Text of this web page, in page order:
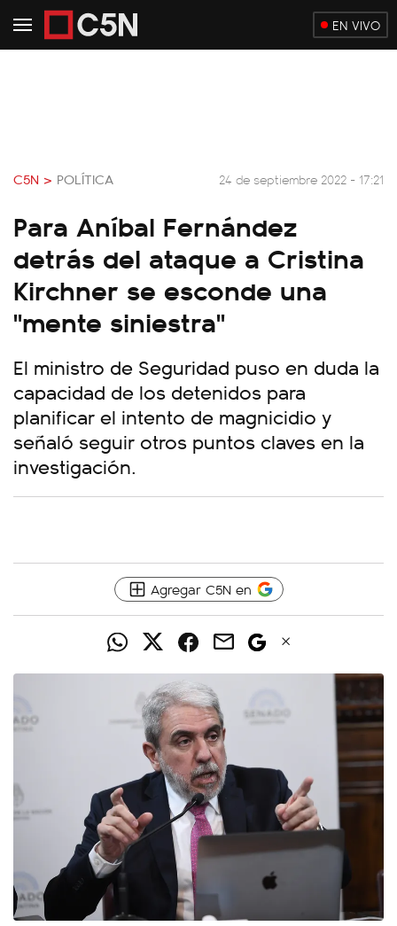
EN VIVO
C5N > POLÍTICA 24 de septiembre 2022 - 17:21
Para Aníbal Fernández
detrás del ataque a Cristina
Kirchner se esconde una
"mente siniestra"
El ministro de Seguridad puso en duda la
capacidad de los detenidos para
planificar el intento de magnicidio y
señaló seguir otros puntos claves en la
investigación.
Agregar C5N en